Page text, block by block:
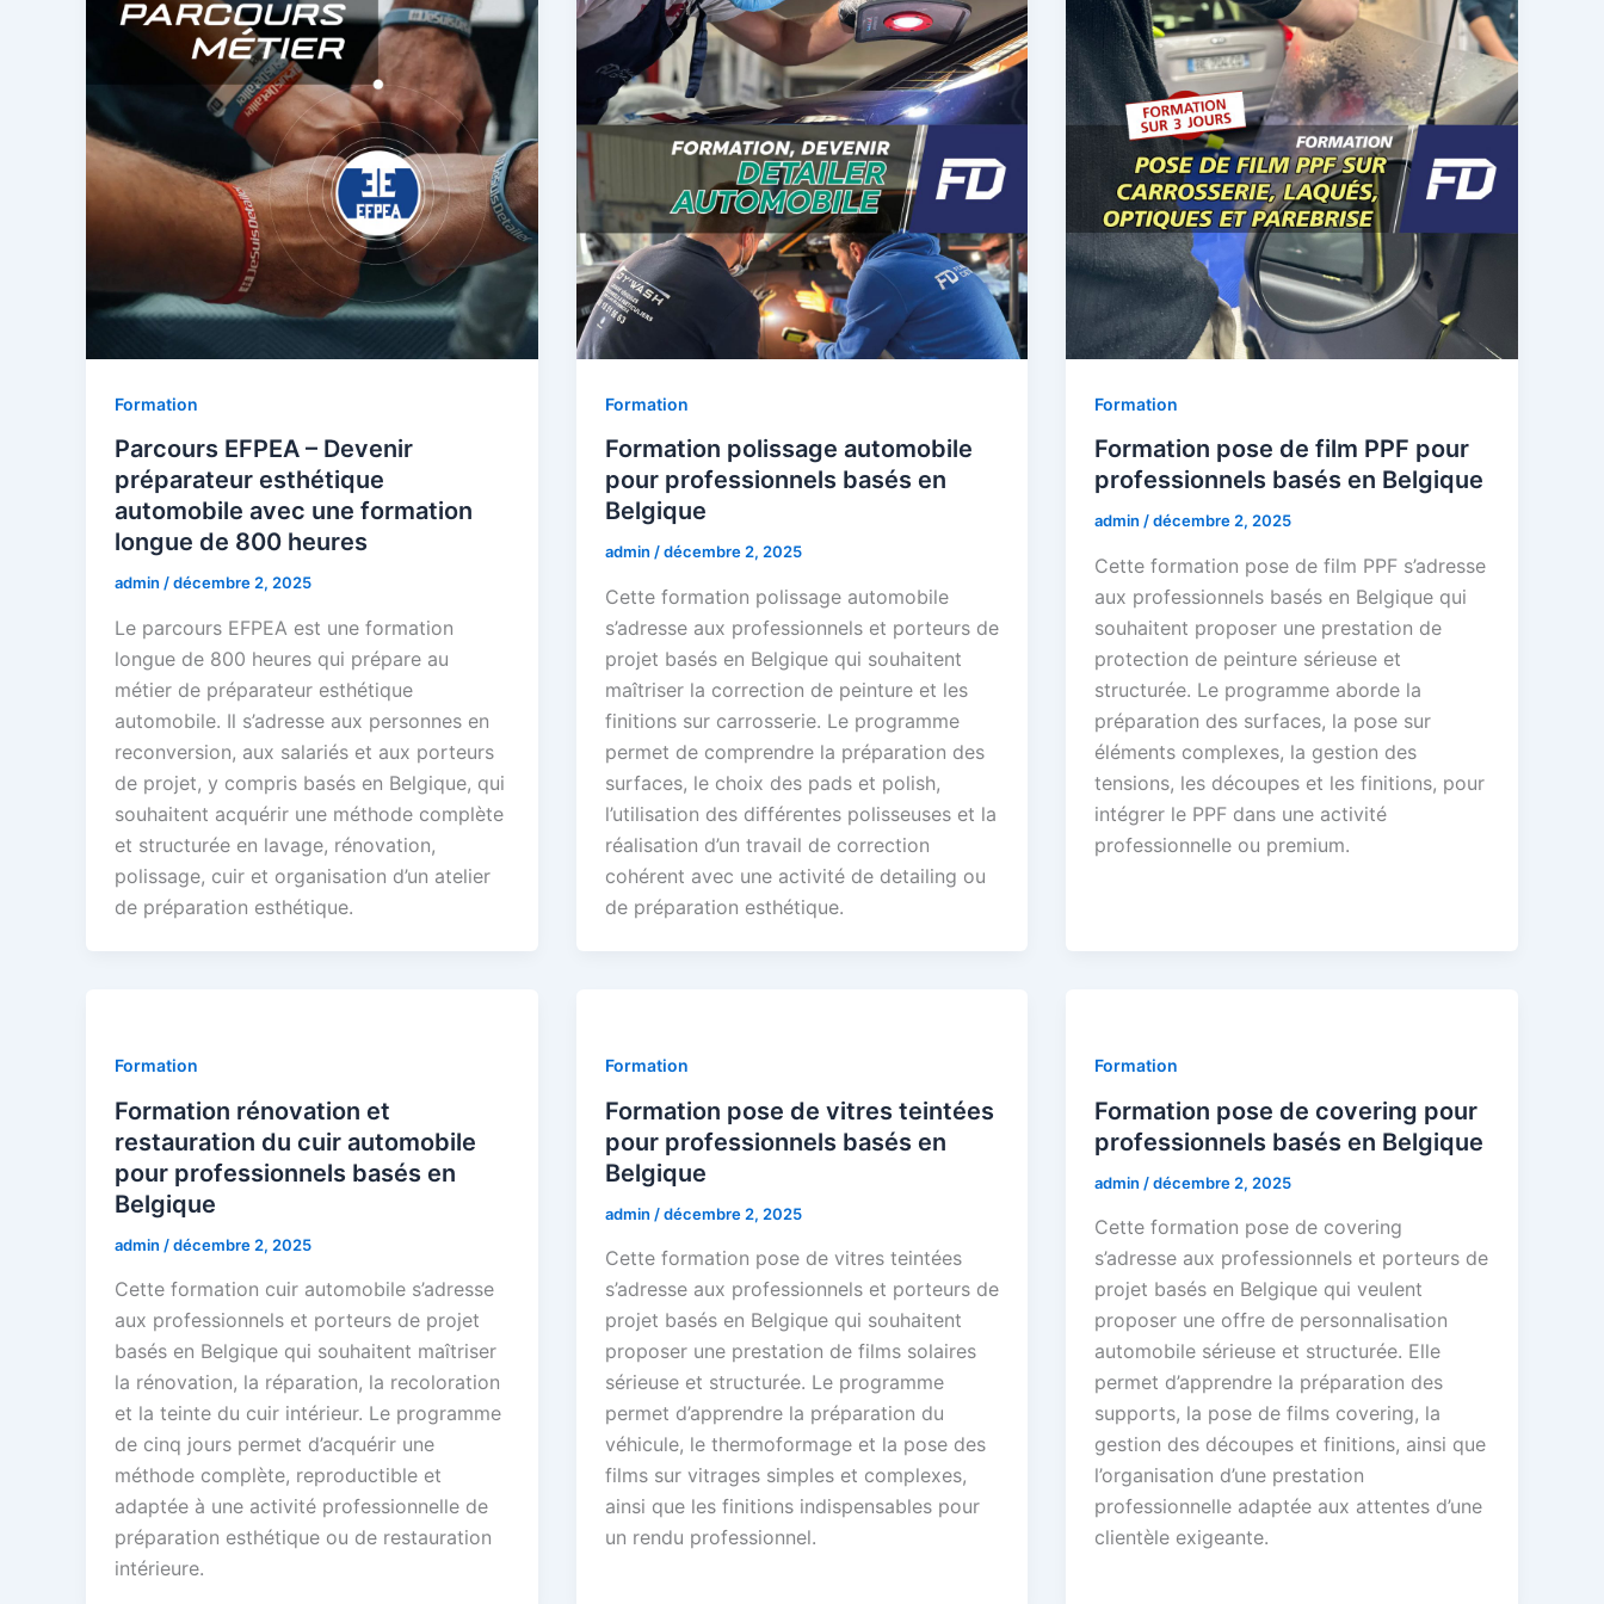
Formation
Parcours EFPEA – Devenir
préparateur esthétique
automobile avec une formation
longue de 800 heures
admin /décembre 2, 2025
Le parcours EFPEA est une formation
longue de 800 heures qui prépare au
métier de préparateur esthétique
automobile. Il s’adresse aux personnes en
reconversion, aux salariés et aux porteurs
de projet, y compris basés en Belgique, qui
souhaitent acquérir une méthode complète
et structurée en lavage, rénovation,
polissage, cuir et organisation d’un atelier
de préparation esthétique.
Formation
Formation polissage automobile
pour professionnels basés en
Belgique
admin /décembre 2, 2025
Cette formation polissage automobile
s’adresse aux professionnels et porteurs de
projet basés en Belgique qui souhaitent
maîtriser la correction de peinture et les
finitions sur carrosserie. Le programme
permet de comprendre la préparation des
surfaces, le choix des pads et polish,
l’utilisation des différentes polisseuses et la
réalisation d’un travail de correction
cohérent avec une activité de detailing ou
de préparation esthétique.
Formation
Formation pose de film PPF pour
professionnels basés en Belgique
admin/décembre 2, 2025
Cette formation pose de film PPF s’adresse
aux professionnels basés en Belgique qui
souhaitent proposer une prestation de
protection de peinture sérieuse et
structurée. Le programme aborde la
préparation des surfaces, la pose sur
éléments complexes, la gestion des
tensions, les découpes et les finitions, pour
intégrer le PPF dans une activité
professionnelle ou premium.
Formation
Formation rénovation et
restauration du cuir automobile
pour professionnels basés en
Belgique
admin /décembre 2, 2025
Cette formation cuir automobile s’adresse
aux professionnels et porteurs de projet
basés en Belgique qui souhaitent maîtriser
la rénovation, la réparation, la recoloration
et la teinte du cuir intérieur. Le programme
de cinq jours permet d’acquérir une
méthode complète, reproductible et
adaptée à une activité professionnelle de
préparation esthétique ou de restauration
intérieure.
Formation
Formation pose de vitres teintées
pour professionnels basés en
Belgique
admin /décembre 2, 2025
Cette formation pose de vitres teintées
s’adresse aux professionnels et porteurs de
projet basés en Belgique qui souhaitent
proposer une prestation de films solaires
sérieuse et structurée. Le programme
permet d’apprendre la préparation du
véhicule, le thermoformage et la pose des
films sur vitrages simples et complexes,
ainsi que les finitions indispensables pour
un rendu professionnel.
Formation
Formation pose de covering pour
professionnels basés en Belgique
admin /décembre 2, 2025
Cette formation pose de covering
s’adresse aux professionnels et porteurs de
projet basés en Belgique qui veulent
proposer une offre de personnalisation
automobile sérieuse et structurée. Elle
permet d’apprendre la préparation des
supports, la pose de films covering, la
gestion des découpes et finitions, ainsi que
l’organisation d’une prestation
professionnelle adaptée aux attentes d’une
clientèle exigeante.